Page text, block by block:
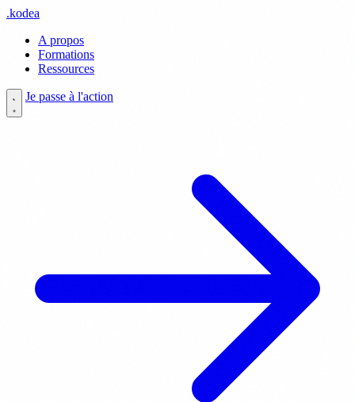
.kodea
A propos
Formations
Ressources
Je passe à l'action